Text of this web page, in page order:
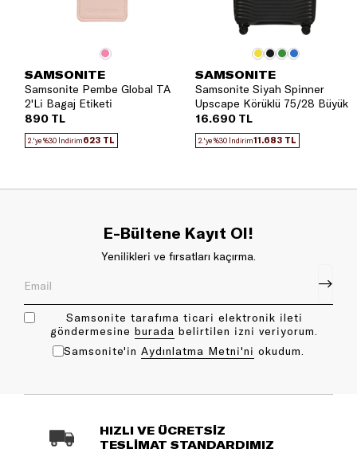
SAMSONITE
Samsonite Pembe Global TA
2'Li Bagaj Etiketi
890 TL
2.'ye %30 İndirim623 TL
SAMSONITE
Samsonite Siyah Spinner
Upscape Körüklü 75/28 Büyük
Boy Valiz
16.690 TL
2.'ye %30 İndirim11.683 TL
E-Bültene Kayıt Ol!
Yenilikleri ve fırsatları kaçırma.
Samsonite tarafıma ticari elektronik ileti
göndermesine bu rada belirtilen izni veriyorum.
Samsonite'in Aydınlatma Metni'ni okudum.
HIZLI VE ÜCRETSİZ
TESLİMAT STANDARDIMIZ